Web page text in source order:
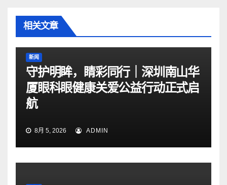
相关文章
新闻
守护明眸，睛彩同行｜深圳南山华
厦眼科眼健康关爱公益行动正式启
航
8月 5, 2026 ADMIN